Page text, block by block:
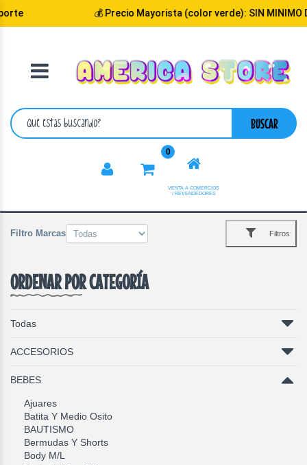
💰 Precio Mayorista (color verde): SIN MINIMO DE
BUSCAR
0
VENTA A COMERCIOS
/ REVENDEDORES
VOLVER
CATEGORIA
Filtro Marcas Filtros
ORDENAR POR CATEGORÍA
Todas
ACCESORIOS
BEBES
Ajuares
Batita Y Medio Osito
BAUTISMO
Bermudas Y Shorts
Body M/L